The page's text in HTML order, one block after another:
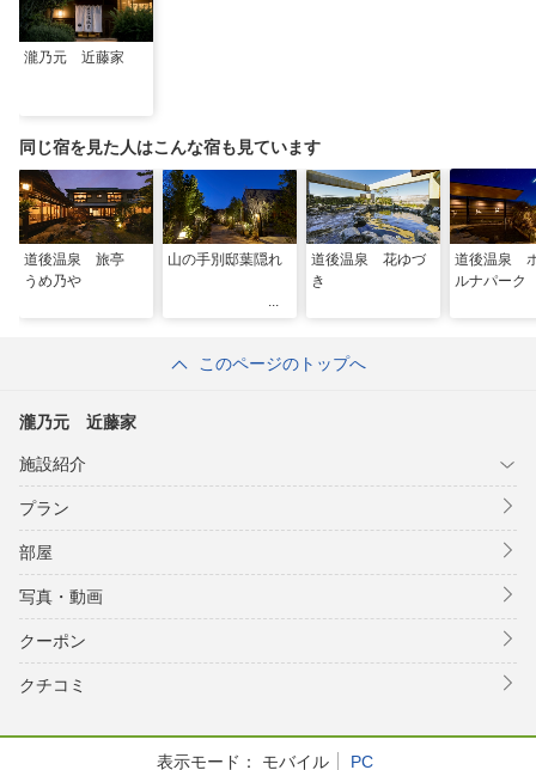
瀧乃元 近藤家
同じ宿を見た人はこんな宿も見ています
道後温泉 旅亭
うめ乃や
山の手別邸葉隠れ
道後温泉 花ゆづ
き
道後温泉
ルナパーク
このページのトップへ
瀧乃元 近藤家
施設紹介
プラン
部屋
写真・動画
クーポン
クチコミ
表示モード： モバイル PC